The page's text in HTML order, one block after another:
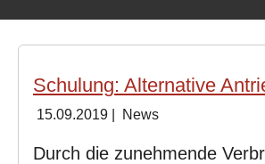
Schulung: Alternative
15.09.2019 News
Durch die zunehmende